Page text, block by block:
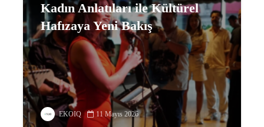
Kadın Anlatıları ile Kültürel
Hafızaya Yeni Bakış
EKOIQ 11 Mayıs 2026